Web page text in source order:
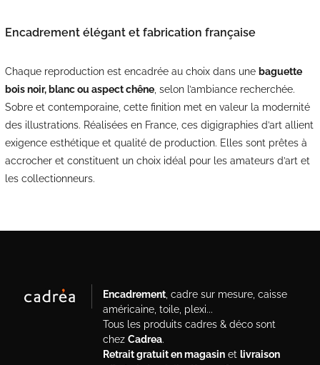
Encadrement élégant et fabrication française
Chaque reproduction est encadrée au choix dans une baguette
bois noir, blanc ou aspect chêne, selon l’ambiance recherchée.
Sobre et contemporaine, cette finition met en valeur la modernité
des illustrations. Réalisées en France, ces digigraphies d’art allient
exigence esthétique et qualité de production. Elles sont prêtes à
accrocher et constituent un choix idéal pour les amateurs d’art et
les collectionneurs.
Encadrement, cadre sur mesure, caisse
américaine, toile, plexi...
Tous les produits cadres & déco sont
chez Cadrea.
Retrait gratuit en magasinet livraison